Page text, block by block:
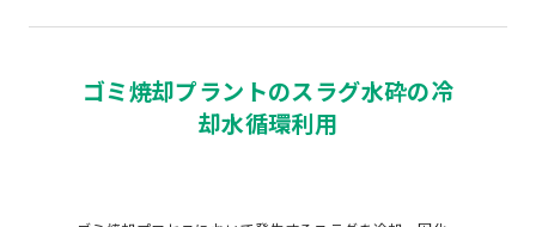
ゴミ焼却プラントのスラグ水砕の冷
却水循環利用